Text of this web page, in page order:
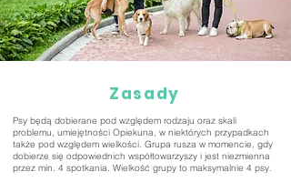
Zasady
Psy będą dobierane pod względem rodzaju oraz skali
problemu, umiejętności Opiekuna, w niektórych przypadkach
także pod względem wielkości. Grupa rusza w momencie, gdy
dobierze się odpowiednich współtowarzyszy i jest niezmienna
przez min. 4 spotkania. Wielkość grupy to maksymalnie 4 psy.